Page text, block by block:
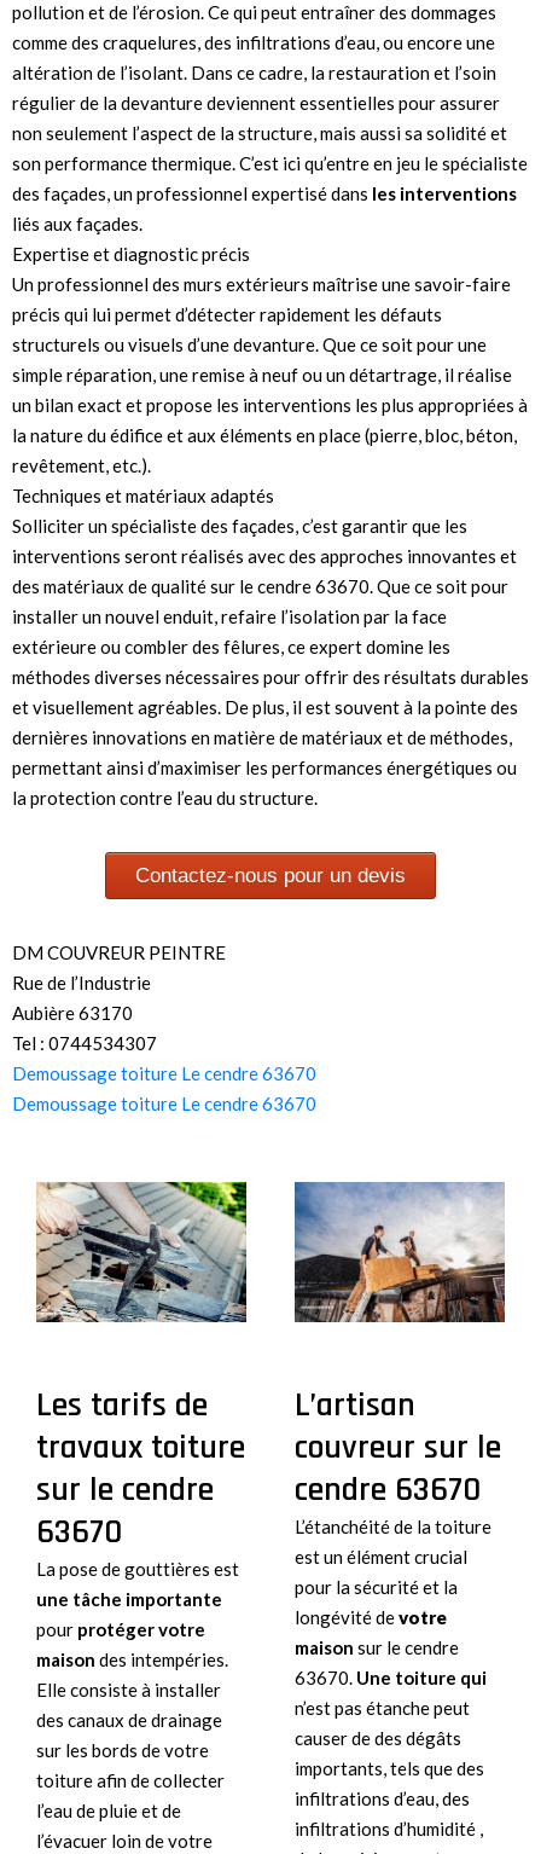
pollution et de l’érosion. Ce qui peut entraîner des dommages
comme des craquelures, des infiltrations d’eau, ou encore une
altération de l’isolant. Dans ce cadre, la restauration et l’soin
régulier de la devanture deviennent essentielles pour assurer
non seulement l’aspect de la structure, mais aussi sa solidité et
son performance thermique. C’est ici qu’entre en jeu le spécialiste
des façades, un professionnel expertisé dans les interventions
liés aux façades.
Expertise et diagnostic précis
Un professionnel des murs extérieurs maîtrise une savoir-faire
précis qui lui permet d’détecter rapidement les défauts
structurels ou visuels d’une devanture. Que ce soit pour une
simple réparation, une remise à neuf ou un détartrage, il réalise
un bilan exact et propose les interventions les plus appropriées à
la nature du édifice et aux éléments en place (pierre, bloc, béton,
revêtement, etc.).
Techniques et matériaux adaptés
Solliciter un spécialiste des façades, c’est garantir que les
interventions seront réalisés avec des approches innovantes et
des matériaux de qualité sur le cendre 63670. Que ce soit pour
installer un nouvel enduit, refaire l’isolation par la face
extérieure ou combler des fêlures, ce expert domine les
méthodes diverses nécessaires pour offrir des résultats durables
et visuellement agréables. De plus, il est souvent à la pointe des
dernières innovations en matière de matériaux et de méthodes,
permettant ainsi d’maximiser les performances énergétiques ou
la protection contre l’eau du structure.
Contactez-nous pour un devis
DM COUVREUR PEINTRE
Rue de l’Industrie
Aubière 63170
Tel : 0744534307
Demoussage toiture Le cendre 63670
Demoussage toiture Le cendre 63670
Les tarifs de
travaux toiture
sur le cendre
63670
La pose de gouttières est
une tâche importante
pour protéger votre
maison des intempéries.
Elle consiste à installer
des canaux de drainage
sur les bords de votre
toiture afin de collecter
l’eau de pluie et de
l’évacuer loin de votre
L’artisan
couvreur sur le
cendre 63670
L’étanchéité de la toiture
est un élément crucial
pour la sécurité et la
longévité devotre
maison sur le cendre
63670. Une toiture qui
n’est pas étanche peut
causer de des dégâts
importants, tels que des
infiltrations d’eau, des
infiltrations d’humidité ,